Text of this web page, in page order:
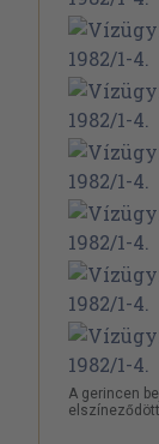
A gerincen